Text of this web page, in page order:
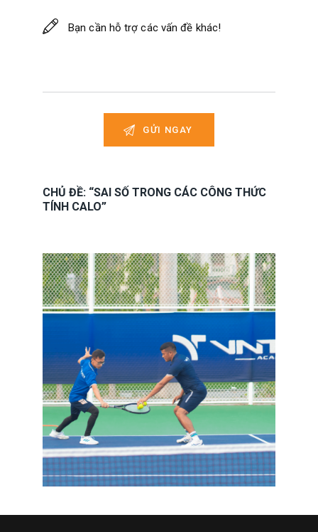
CHỦ ĐỀ: “SAI SỐ TRONG CÁC CÔNG THỨC
TÍNH CALO”